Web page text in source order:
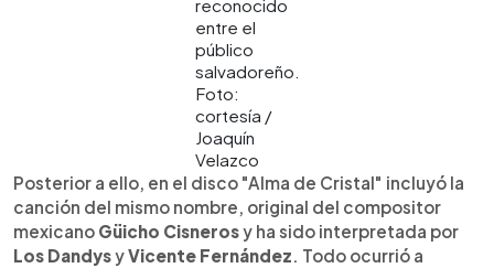
reconocido
entre el
público
salvadoreño.
Foto:
cortesía /
Joaquín
Velazco
Posterior a ello, en el disco "Alma de Cristal" incluyó la
canción del mismo nombre, original del compositor
mexicano Güicho Cisnerosy ha sido interpretada por
Los DandysyVicente Fernández. Todo ocurrió a